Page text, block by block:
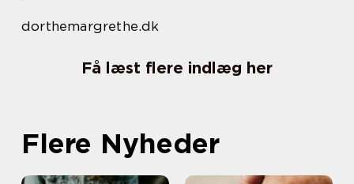
dorthemargrethe.dk
Få læst flere indlæg her
Flere Nyheder